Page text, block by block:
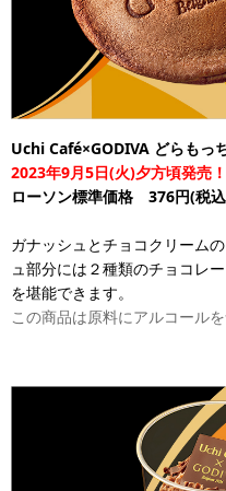
Uchi Café×GODIVA どらもっ
2023年9月5日(火)夕方頃発売！
ローソン標準価格 376円(税
ガナッシュとチョコクリーム
ュ部分には２種類のチョコレ
を堪能できます。
この商品は原料にアルコール